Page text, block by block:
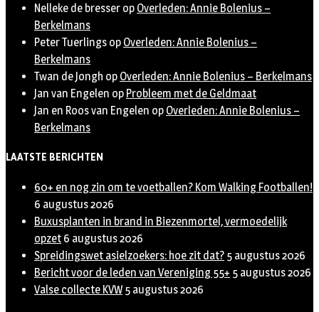
Nelleke de bresser op Overleden: Annie Bolenius –
Berkelmans
Peter Tuerlings op Overleden: Annie Bolenius –
Berkelmans
Twan de Jongh op Overleden: Annie Bolenius – Berkelmans
Jan van Engelen op Probleem met de Geldmaat
Jan en Roos van Engelen op Overleden: Annie Bolenius –
Berkelmans
LAATSTE BERICHTEN
60+ en nog zin om te voetballen? Kom Walking Footballen!
6 augustus 2026
Buxusplanten in brand in Biezenmortel, vermoedelijk
opzet 6 augustus 2026
Spreidingswet asielzoekers: hoe zit dat? 5 augustus 2026
Bericht voor de leden van Vereniging 55+ 5 augustus 2026
Valse collecte KVW 5 augustus 2026